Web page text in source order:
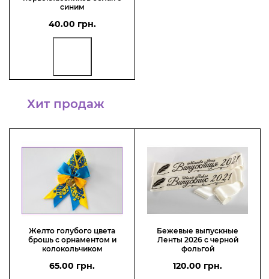
синим
40.00 грн.
Хит продаж
Желто голубого цвета
брошь с орнаментом и
колокольчиком
65.00 грн.
Бежевые выпускные
Ленты 2026 с черной
фольгой
120.00 грн.